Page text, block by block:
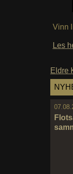
Vinn
Les
Eldre